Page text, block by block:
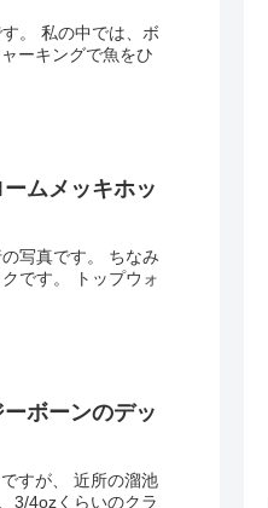
。 私の中では、ボ
ーキングで魚をひ
ムメッキホッ
写真です。 ちなみ
です。 トップウォ
ボーンのデッ
すが、 近所の溜池
3/4ozくらいのクラ